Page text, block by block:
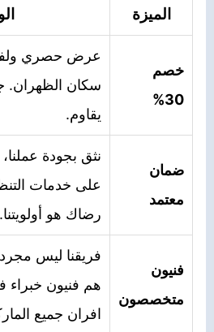
الميزة
خصم
30%
عرض حصري
سكان الظهران.
يقاوم.
ضمان
معتمد
نثق بجودة
على خدمات
رضاك هو أولويتنا.
فنيون
متخصصون
فريقنا ليس
هم فنيون خبراء
افران جميع